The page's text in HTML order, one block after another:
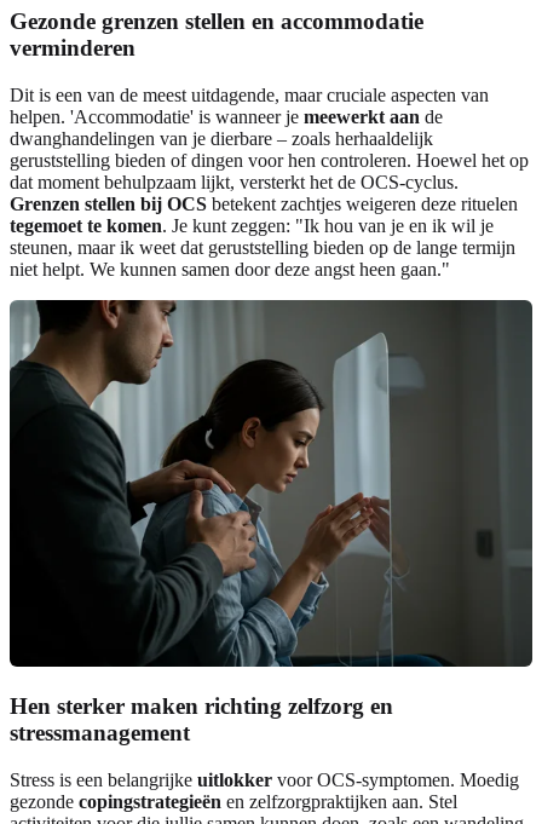
Gezonde grenzen stellen en accommodatie
verminderen
Dit is een van de meest uitdagende, maar cruciale aspecten van
helpen. 'Accommodatie' is wanneer je meewerkt aan de
dwanghandelingen van je dierbare – zoals herhaaldelijk
geruststelling bieden of dingen voor hen controleren. Hoewel het op
dat moment behulpzaam lijkt, versterkt het de OCS-cyclus.
Grenzen stellen bij OCS betekent zachtjes weigeren deze rituelen
tegemoet te komen. Je kunt zeggen: "Ik hou van je en ik wil je
steunen, maar ik weet dat geruststelling bieden op de lange termijn
niet helpt. We kunnen samen door deze angst heen gaan."
Hen sterker maken richting zelfzorg en
stressmanagement
Stress is een belangrijke uitlokker voor OCS-symptomen. Moedig
gezonde copingstrategieën en zelfzorgpraktijken aan. Stel